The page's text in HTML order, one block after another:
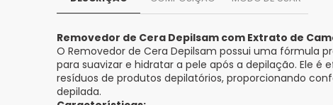
Removedor de Cera Depilsam com Extrato de
O Removedor de Cera Depilsam possui uma fórmula
para suavizar e hidratar a pele após a depilação. Ele é
resíduos de produtos depilatórios, proporcionando
depilada.